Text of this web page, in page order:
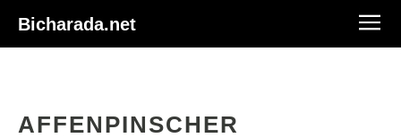
Bicharada.net
AFFENPINSCHER